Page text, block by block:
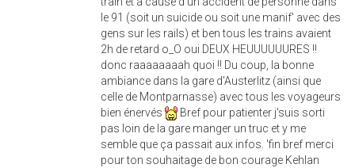
le 91 (soit un suicide ou soit une manif' avec des
gens sur les rails) et ben tous les trains avaient
2h de retard o_O oui DEUX HEUUUUUURES !!
donc raaaaaaaah quoi !! Du coup, la bonne
ambiance dans la gare d'Austerlitz (ainsi que
celle de Montparnasse) avec tous les voyageurs
bien énervés
Bref pour patienter j'suis sorti
pas loin de la gare manger un truc et y me
semble que ça passait aux infos. 'fin bref merci
pour ton souhaitage de bon courage Kehlan